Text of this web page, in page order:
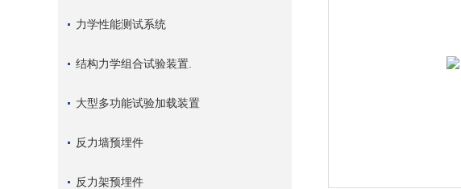
力学性能测试系统
结构力学组合试验装置.
大型多功能试验加载装置
反力墙预埋件
反力架预埋件